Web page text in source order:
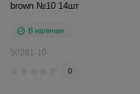
brown №10 14шт
В наличии
50281-10
0